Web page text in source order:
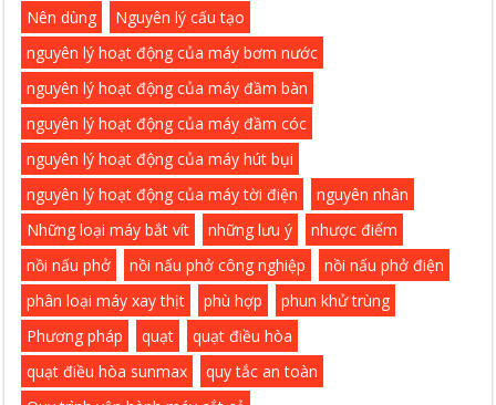
Nên dùng
Nguyên lý cấu tạo
nguyên lý hoạt động của máy bơm nước
nguyên lý hoạt động của máy đầm bàn
nguyên lý hoạt động của máy đầm cóc
nguyên lý hoạt động của máy hút bụi
nguyên lý hoạt động của máy tời điện
nguyên nhân
Những loại máy bắt vít
những lưu ý
nhược điểm
nồi nấu phở
nồi nấu phở công nghiệp
nồi nấu phở điện
phân loại máy xay thịt
phù hợp
phun khử trùng
Phương pháp
quạt
quạt điều hòa
quạt điều hòa sunmax
quy tắc an toàn